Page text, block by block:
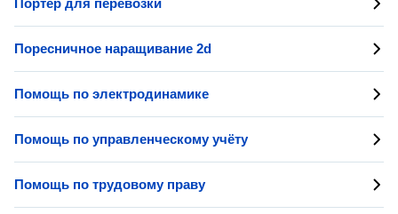
Портер для перевозки
Поресничное наращивание 2d
Помощь по электродинамике
Помощь по управленческому учёту
Помощь по трудовому праву